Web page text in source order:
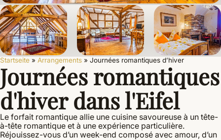
Startseite » Arrangements » Journées romantiques d’hiver
Journées romantiques
d'hiver dans l'Eifel
Le forfait romantique allie une cuisine savoureuse à un tête-
à-tête romantique et à une expérience particulière.
Réjouissez-vous d’un week-end composé avec amour, d’un